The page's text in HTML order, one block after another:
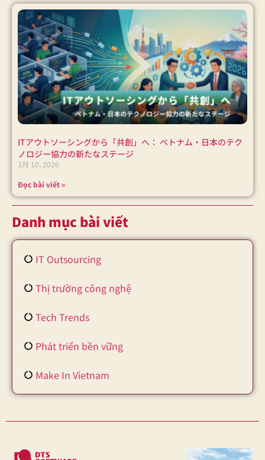
ITアウトソーシングから「共創」へ： ベトナム・日本のテク
ノロジー協力の新たなステージ
3月 10, 2026
Đọc bài viết »
Danh mục bài viết
IT Outsourcing
Thị trường công nghệ
Tech Trends
Phát triển bền vững
Make In Vietnam